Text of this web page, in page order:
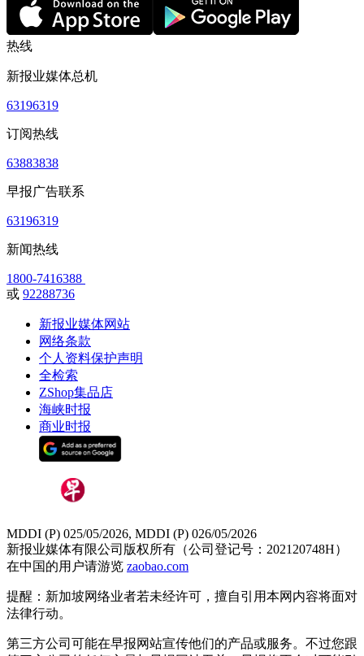
热线
新报业媒体总机
63196319
订阅热线
63883838
早报广告联系
63196319
新闻热线
1800-7416388
或 92288736
新报业媒体网站
网络条款
个人资料保护声明
全检索
ZShop集品店
海峡时报
商业时报
MDDI (P) 025/05/2026, MDDI (P) 026/05/2026
新报业媒体有限公司版权所有（公司登记号：202120748H）
在中国的用户请游览 zaobao.com
提醒：新加坡网络业者若未经许可，擅自引用本网内容将面对
法律行动。
第三方公司可能在早报网站宣传他们的产品或服务。不过您跟